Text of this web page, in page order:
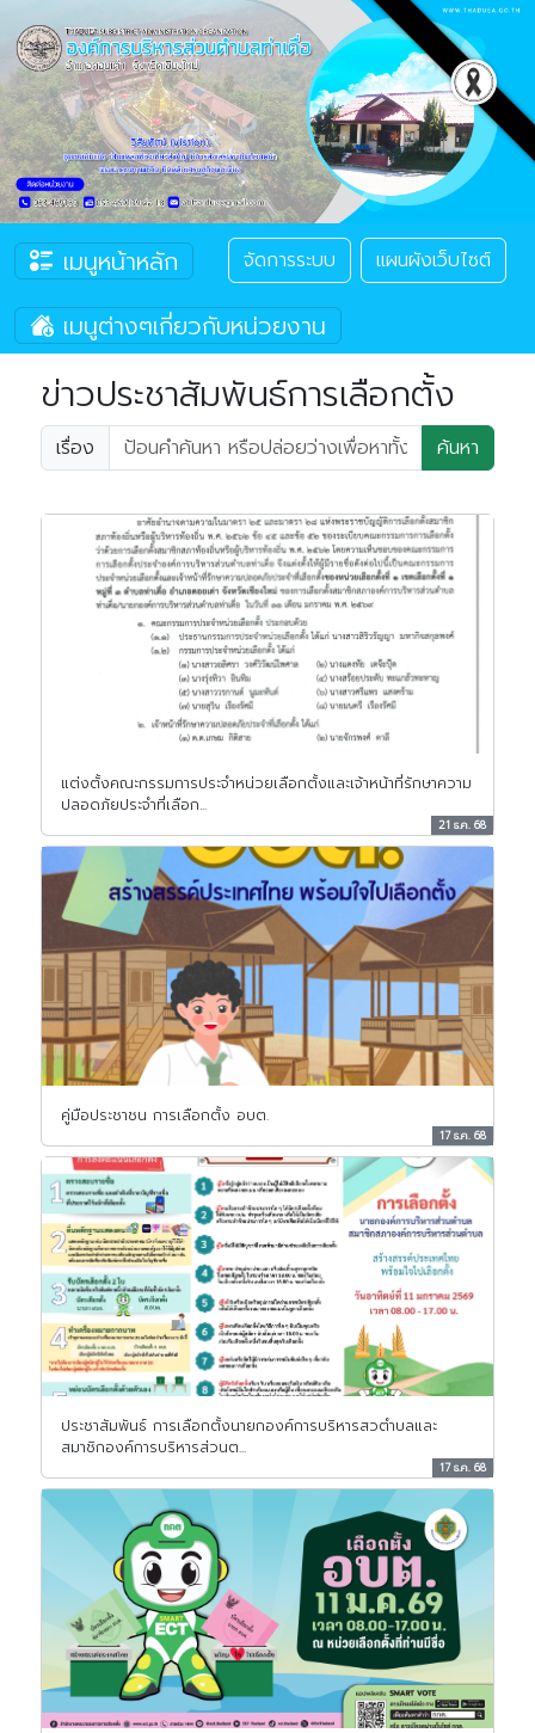
เมนูหน้าหลัก จัดการระบบ แผนผังเว็บไซต์
เมนูต่างๆเกี่ยวกับหน่วยงาน
ข่าวประชาสัมพันธ์การเลือกตั้ง
เรื่อง ค้นหา
แต่งตั้งคณะกรรมการประจำหน่วยเลือกตั้งและเจ้าหน้าที่รักษาความ
ปลอดภัยประจำที่เลือก...
21 ธ.ค. 68
คู่มือประชาชน การเลือกตั้ง อบต.
17 ธ.ค. 68
ประชาสัมพันธ์ การเลือกตั้งนายกองค์การบริหารสวตำบลและ
สมาชิกองค์การบริหารส่วนต...
17 ธ.ค. 68